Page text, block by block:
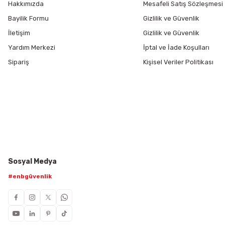
Hakkımızda
Bayilik Formu
İletişim
Yardım Merkezi
Sipariş
Mesafeli Satış Sözleşmesi
Gizlilik ve Güvenlik
Gizlilik ve Güvenlik
İptal ve İade Koşulları
Kişisel Veriler Politikası
Sosyal Medya
#enbgüvenlik